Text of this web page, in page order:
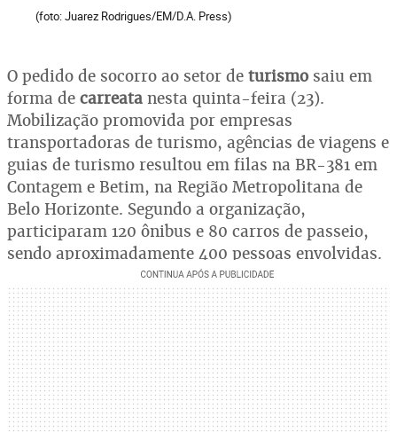
(foto: Juarez Rodrigues/EM/D.A. Press)
O pedido de socorro ao setor de turismo saiu em
forma de carreata nesta quinta-feira (23).
Mobilização promovida por empresas
transportadoras de turismo, agências de viagens e
guias de turismo resultou em filas na BR-381 em
Contagem e Betim, na Região Metropolitana de
Belo Horizonte. Segundo a organização,
participaram 120 ônibus e 80 carros de passeio,
sendo aproximadamente 400 pessoas envolvidas.